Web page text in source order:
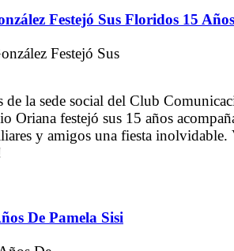
Festejó Sus Floridos 15 Años
de la sede social del Club
Oriana festejó sus 15 años
y amigos una fiesta inolvidable.
De Pamela Sisi